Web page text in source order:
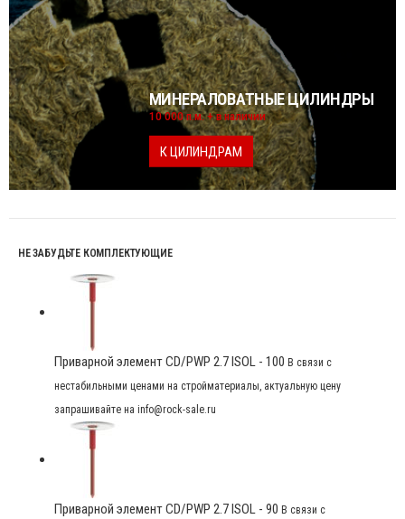
МИНЕРАЛОВАТНЫЕ ЦИЛИНДРЫ
10 000 п.м. + в наличии
К ЦИЛИНДРАМ
НЕ ЗАБУДЬТЕ КОМПЛЕКТУЮЩИЕ
Приварной элемент CD/PWP 2.7 ISOL - 100 В связи с
нестабильными ценами на стройматериалы, актуальную цену
запрашивайте на info@rock-sale.ru
Приварной элемент CD/PWP 2.7 ISOL - 90 В связи с